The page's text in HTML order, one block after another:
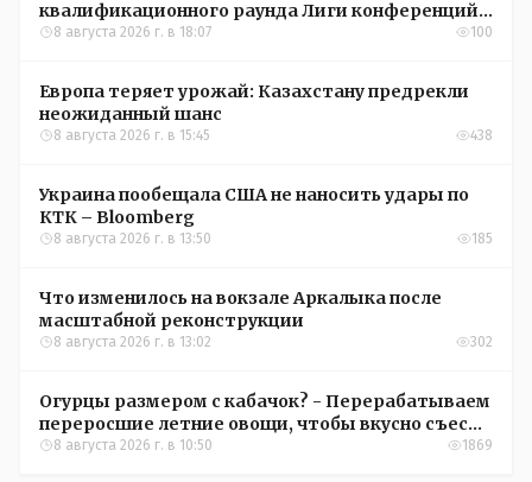
квалификационного раунда Лиги конференций
УЕФА
8 августа 2026 г. в 18:07 100
Европа теряет урожай: Казахстану предрекли
неожиданный шанс
8 августа 2026 г. в 15:45 438
Украина пообещала США не наносить удары по
КТК – Bloomberg
8 августа 2026 г. в 13:50 185
Что изменилось на вокзале Аркалыка после
масштабной реконструкции
8 августа 2026 г. в 13:02 302
Огурцы размером с кабачок? - Перерабатываем
переросшие летние овощи, чтобы вкусно съесть
зимой
8 августа 2026 г. в 10:50 1869